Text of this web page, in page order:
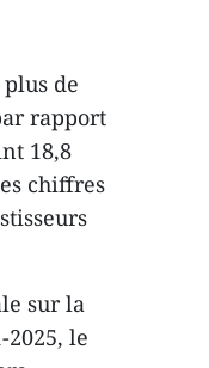
de
rapport
18,8
chiffres
sur la
le